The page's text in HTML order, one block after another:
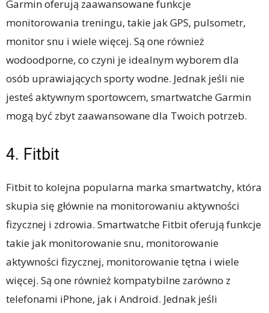
Garmin oferują zaawansowane funkcje
monitorowania treningu, takie jak GPS, pulsometr,
monitor snu i wiele więcej. Są one również
wodoodporne, co czyni je idealnym wyborem dla
osób uprawiających sporty wodne. Jednak jeśli nie
jesteś aktywnym sportowcem, smartwatche Garmin
mogą być zbyt zaawansowane dla Twoich potrzeb.
4. Fitbit
Fitbit to kolejna popularna marka smartwatchy, która
skupia się głównie na monitorowaniu aktywności
fizycznej i zdrowia. Smartwatche Fitbit oferują funkcje
takie jak monitorowanie snu, monitorowanie
aktywności fizycznej, monitorowanie tętna i wiele
więcej. Są one również kompatybilne zarówno z
telefonami iPhone, jak i Android. Jednak jeśli